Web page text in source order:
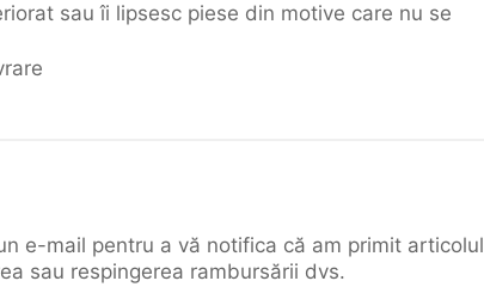
sau îi lipsesc piese din motive care nu se
e-mail pentru a vă notifica că am primit articolul
sau respingerea rambursării dvs.